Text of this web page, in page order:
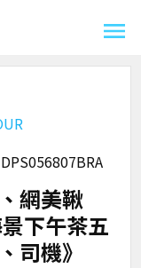
網美鞦
下午茶五
司機》